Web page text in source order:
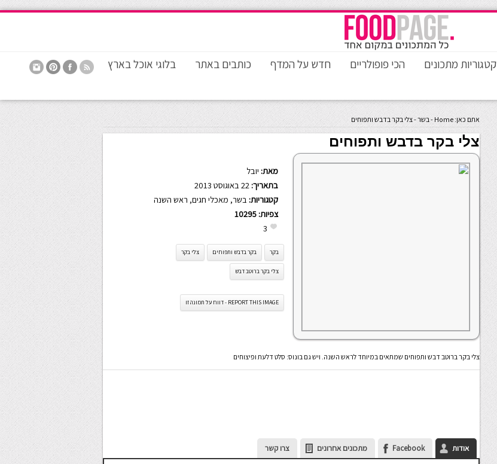
קטגוריות מתכונים הכי פופולריים חדש על המדף כותבים באתר בלוגי אוכל בארץ
אתם כאן: Home
-בשר-צלי בקר בדבש ותפוחים
צלי בקר בדבש ותפוחים
מאת: יובל
בתאריך:
קטגוריות: בשר, מאכלי חגים, ראש השנה
צפיות: 10295
3
בקר בקר בדבש ותפוחים צלי בקר
צלי בקר ברוטב דבש
REPORT THIS IMAGE - דווח על תמונה זו
צלי בקר ברוטב דבש ותפוחים שמתאים במיוחד לראש השנה. ויש גם בונוס: סלט דלעת ופיצוחים
אודות Facebook מתכונים אחרונים צרו קשר